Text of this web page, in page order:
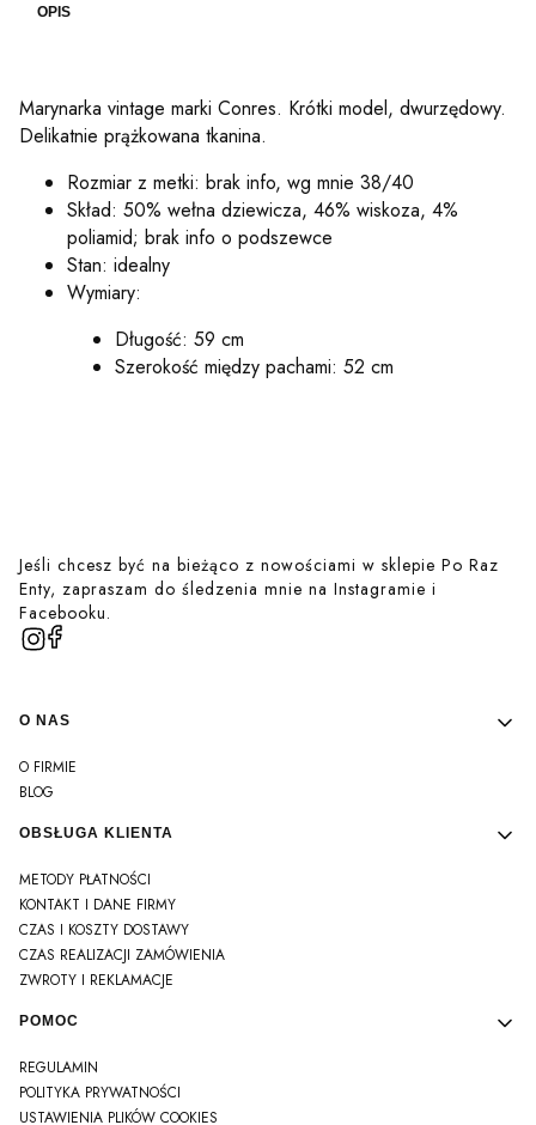
OPIS
Marynarka vintage marki Conres. Krótki model, dwurzędowy.
Delikatnie prążkowana tkanina.
Rozmiar z metki: brak info, wg mnie 38/40
Skład: 50% wełna dziewicza, 46% wiskoza, 4%
poliamid; brak info o podszewce
Stan: idealny
Wymiary:
Długość: 59 cm
Szerokość między pachami: 52 cm
Jeśli chcesz być na bieżąco z nowościami w sklepie Po Raz
Enty, zapraszam do śledzenia mnie na Instagramie i
Facebooku.
Linki w stopce
O NAS
O FIRMIE
BLOG
OBSŁUGA KLIENTA
METODY PŁATNOŚCI
KONTAKT I DANE FIRMY
CZAS I KOSZTY DOSTAWY
CZAS REALIZACJI ZAMÓWIENIA
ZWROTY I REKLAMACJE
POMOC
REGULAMIN
POLITYKA PRYWATNOŚCI
USTAWIENIA PLIKÓW COOKIES